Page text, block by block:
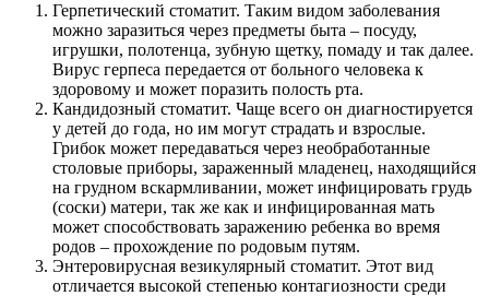
Герпетический стоматит. Таким видом заболевания
можно заразиться через предметы быта – посуду,
игрушки, полотенца, зубную щетку, помаду и так далее.
Вирус герпеса передается от больного человека к
здоровому и может поразить полость рта.
Кандидозный стоматит. Чаще всего он диагностируется
у детей до года, но им могут страдать и взрослые.
Грибок может передаваться через необработанные
столовые приборы, зараженный младенец, находящийся
на грудном вскармливании, может инфицировать грудь
(соски) матери, так же как и инфицированная мать
может способствовать заражению ребенка во время
родов – прохождение по родовым путям.
Энтеровирусная везикулярный стоматит. Этот вид
отличается высокой степенью контагиозности среди